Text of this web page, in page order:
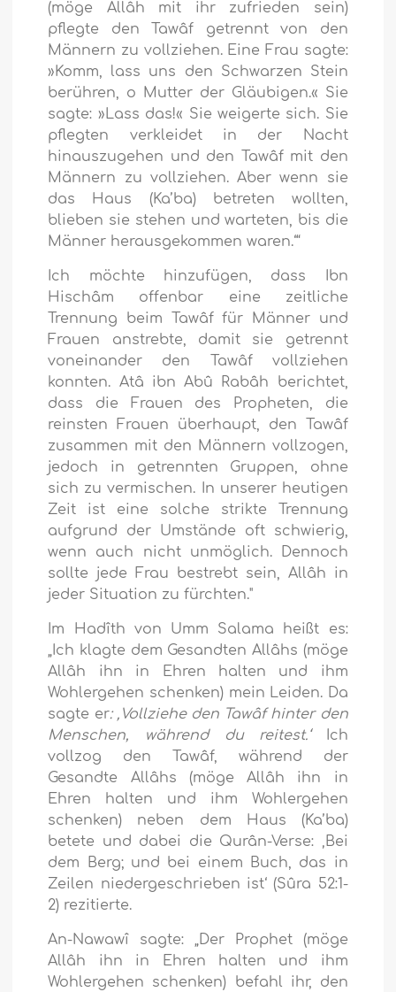
(möge Allâh mit ihr zufrieden sein)
pflegte den Tawâf getrennt von den
Männern zu vollziehen. Eine Frau sagte:
»Komm, lass uns den Schwarzen Stein
berühren, o Mutter der Gläubigen.« Sie
sagte: »Lass das!« Sie weigerte sich. Sie
pflegten verkleidet in der Nacht
hinauszugehen und den Tawâf mit den
Männern zu vollziehen. Aber wenn sie
das Haus (Ka’ba) betreten wollten,
blieben sie stehen und warteten, bis die
Männer herausgekommen waren.‘“
Ich möchte hinzufügen, dass Ibn
Hischâm offenbar eine zeitliche
Trennung beim Tawâf für Männer und
Frauen anstrebte, damit sie getrennt
voneinander den Tawâf vollziehen
konnten. Atâ ibn Abû Rabâh berichtet,
dass die Frauen des Propheten, die
reinsten Frauen überhaupt, den Tawâf
zusammen mit den Männern vollzogen,
jedoch in getrennten Gruppen, ohne
sich zu vermischen. In unserer heutigen
Zeit ist eine solche strikte Trennung
aufgrund der Umstände oft schwierig,
wenn auch nicht unmöglich. Dennoch
sollte jede Frau bestrebt sein, Allâh in
jeder Situation zu fürchten."
Im Hadîth von Umm Salama heißt es:
„Ich klagte dem Gesandten Allâhs (möge
Allâh ihn in Ehren halten und ihm
Wohlergehen schenken) mein Leiden. Da
sagte er: ‚Vollziehe den Tawâf hinter den
Menschen, während du reitest.‘Ich
vollzog den Tawâf, während der
Gesandte Allâhs (möge Allâh ihn in
Ehren halten und ihm Wohlergehen
schenken) neben dem Haus (Ka’ba)
betete und dabei die Qurân-Verse: ‚Bei
dem Berg; und bei einem Buch, das in
Zeilen niedergeschrieben ist‘ (Sûra 52:1-
2) rezitierte.
An-Nawawî sagte: „Der Prophet (möge
Allâh ihn in Ehren halten und ihm
Wohlergehen schenken) befahl ihr, den